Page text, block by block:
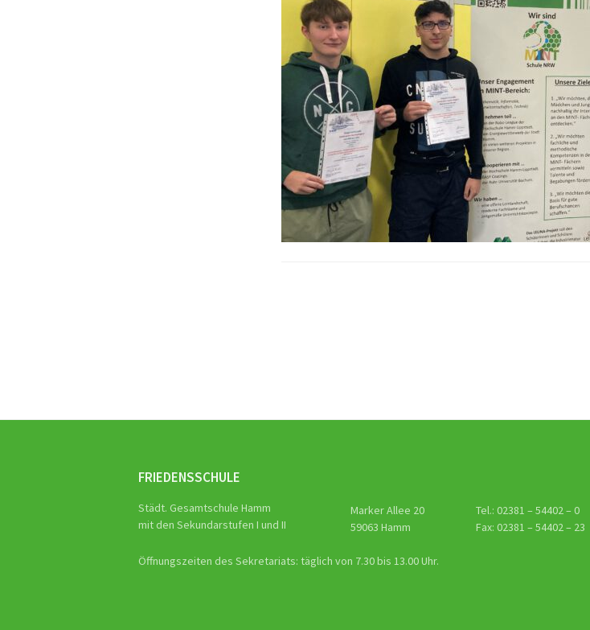
FRIEDENSSCHULE
Städt. Gesamtschule Hamm
mit den Sekundarstufen I und II
Marker Allee 20
59063 Hamm
Tel.: 02381 – 54402 – 0
Fax: 02381 – 54402 – 23
Öffnungszeiten des Sekretariats: täglich von 7.30 bis 13.00 Uhr.